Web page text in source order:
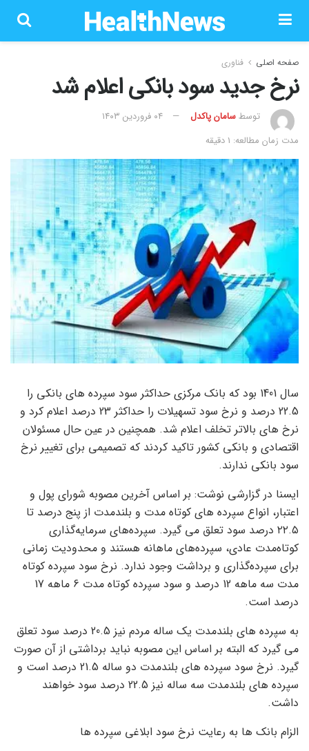
صفحه اصلی فناوری
نرخ جدید سود بانکی اعلام شد
توسطسامان پاکدل
۰۴ فروردین ۱۴۰۳
مدت زمان مطالعه: 1 دقیقه
سال 1401 بود که بانک مرکزی حداکثر سود سپرده های بانکی را
22.5 درصد و نرخ سود تسهیلات را حداکثر 23 درصد اعلام کرد و
نرخ های بالاتر تخلف اعلام شد. همچنین در عین حال مسئولان
اقتصادی و بانکی کشور تاکید کردند که تصمیمی برای تغییر نرخ
سود بانکی ندارند.
ایسنا در گزارشی نوشت: بر اساس آخرین مصوبه شورای پول و
اعتبار، انواع سپرده های کوتاه مدت و بلندمدت از پنج درصد تا
۲۲.۵ درصد سود تعلق می گیرد. سپرده‌های سرمایه‌گذاری
کوتاه‌مدت عادی، سپرده‌های ماهانه هستند و محدودیت زمانی
برای سپرده‌گذاری و برداشت وجود ندارد. نرخ سود سپرده کوتاه
مدت سه ماهه 12 درصد و سود سپرده کوتاه مدت 6 ماهه 17
درصد است.
به سپرده های بلندمدت یک ساله مردم نیز 20.5 درصد سود تعلق
می گیرد که البته بر اساس این مصوبه نباید برداشتی از آن صورت
گیرد. نرخ سود سپرده های بلندمدت دو ساله 21.5 درصد است و
سپرده های بلندمدت سه ساله نیز 22.5 درصد سود خواهند
داشت.
الزام بانک ها به رعایت نرخ سود ابلاغی سپرده ها